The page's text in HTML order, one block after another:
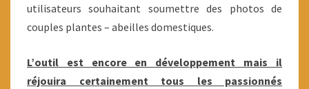
utilisateurs souhaitant soumettre des photos de
couples plantes – abeilles domestiques.
L’outil est encore en développement mais il
réjouira certainement tous les passionnés